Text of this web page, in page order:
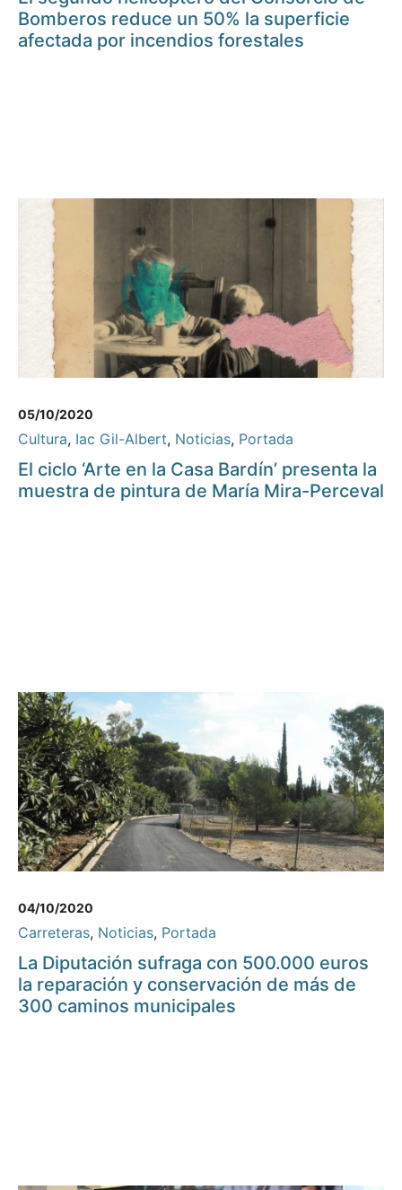
Bomberos reduce un 50% la superficie
afectada por incendios forestales
05/10/2020
Cultura, Iac Gil-Albert, Noticias, Portada
El ciclo ‘Arte en la Casa Bardín’ presenta la
muestra de pintura de María Mira-Perceval
04/10/2020
Carreteras, Noticias, Portada
La Diputación sufraga con 500.000 euros
la reparación y conservación de más de
300 caminos municipales